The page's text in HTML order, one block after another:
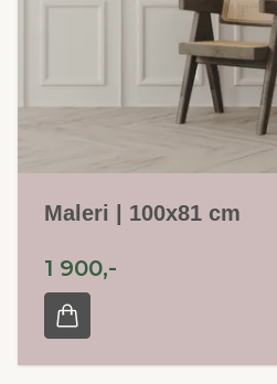
Maleri | 100x81 cm
1 900,-